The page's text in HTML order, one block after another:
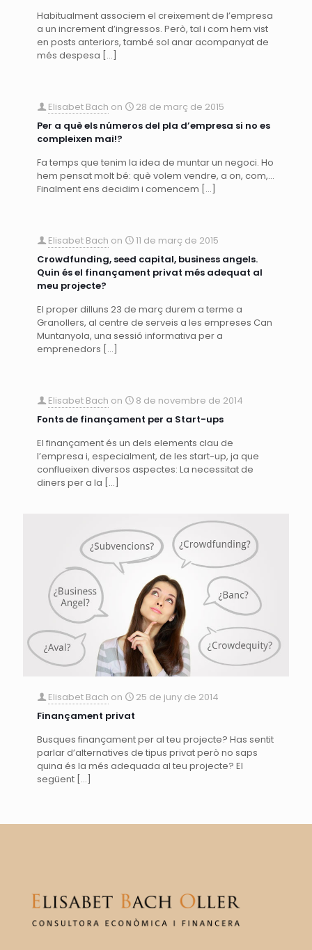
Habitualment associem el creixement de l’empresa
a un increment d’ingressos. Però, tal i com hem vist
en posts anteriors, també sol anar acompanyat de
més despesa […]
Elisabet Bach on
28 de març de 2015
Per a què els números del pla d’empresa si no es
compleixen mai!?
Fa temps que tenim la idea de muntar un negoci. Ho
hem pensat molt bé: què volem vendre, a on, com,…
Finalment ens decidim i comencem […]
Elisabet Bach on
11 de març de 2015
Crowdfunding, seed capital, business angels.
Quin és el finançament privat més adequat al
meu projecte?
El proper dilluns 23 de març durem a terme a
Granollers, al centre de serveis a les empreses Can
Muntanyola, una sessió informativa per a
emprenedors […]
Elisabet Bach on
8 de novembre de 2014
Fonts de finançament per a Start-ups
El finançament és un dels elements clau de
l’empresa i, especialment, de les start-up, ja que
conflueixen diversos aspectes: La necessitat de
diners per a la […]
Elisabet Bach on
25 de juny de 2014
Finançament privat
Busques finançament per al teu projecte? Has sentit
parlar d’alternatives de tipus privat però no saps
quina és la més adequada al teu projecte? El
següent […]